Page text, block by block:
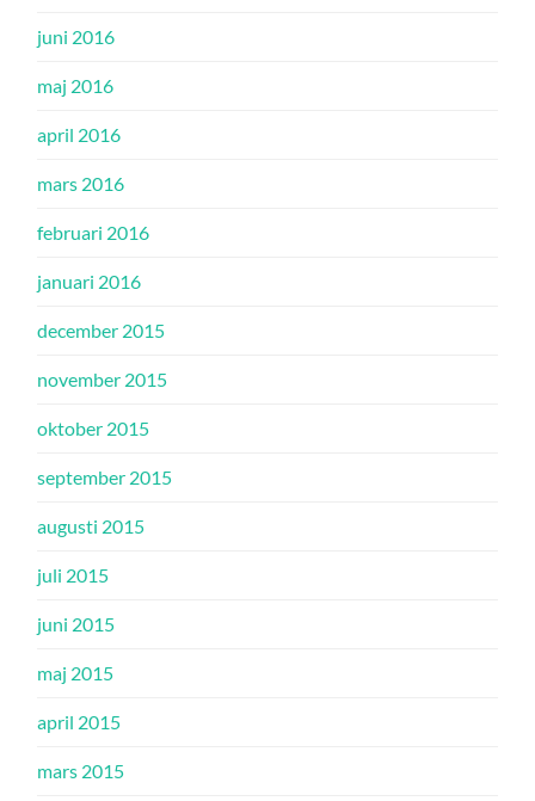
juni 2016
maj 2016
april 2016
mars 2016
februari 2016
januari 2016
december 2015
november 2015
oktober 2015
september 2015
augusti 2015
juli 2015
juni 2015
maj 2015
april 2015
mars 2015